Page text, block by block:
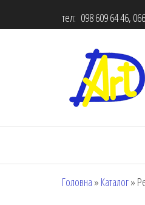
тел: 098 609 64 46,
Головна » Каталог»